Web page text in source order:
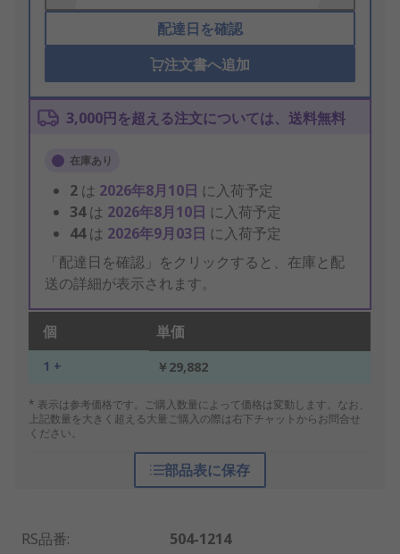
配達日を確認
注文書へ追加
3,000円を超える注文については、送料無料
在庫あり
2 は 2026年8月10日 に入荷予定
34は 2026年8月10日 に入荷予定
44は 2026年9月03日 に入荷予定
「配達日を確認」をクリックすると、在庫と配
送の詳細が表示されます。
個 単価
1 + ￥29,882
* 表示は参考価格です。ご購入数量によって価格は変動します。なお、
上記数量を大きく超える大量ご購入の際は右下チャットからお問合せ
ください。
部品表に保存
RS品番:
504-1214